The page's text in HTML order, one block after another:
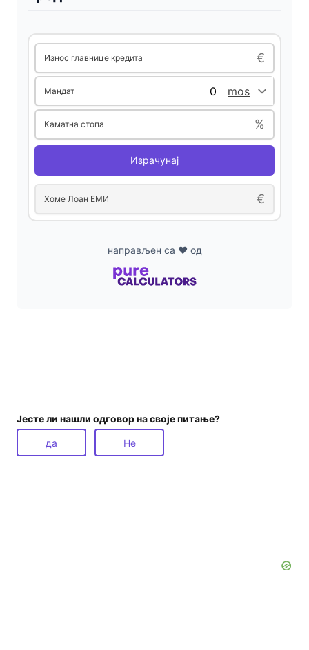
o
Износ главнице кредита €
Мандат
Каматна стопа %
Израчунај
Хоме Лоан ЕМИ €
направљен са ❤ од
Јесте ли нашли одговор на своје питање?
да Не